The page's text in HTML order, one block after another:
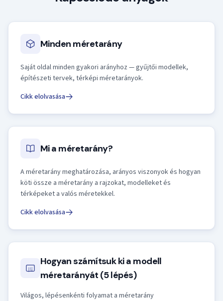
Minden méretarány
Saját oldal minden gyakori arányhoz — gyűjtői modellek,
építészeti tervek, térképi méretarányok.
Cikk elolvasása
Mi a méretarány?
A méretarány meghatározása, arányos viszonyok és hogyan
köti össze a méretarány a rajzokat, modelleket és
térképeket a valós méretekkel.
Cikk elolvasása
Hogyan számítsuk ki a modell
méretarányát (5 lépés)
Világos, lépésenkénti folyamat a méretarány